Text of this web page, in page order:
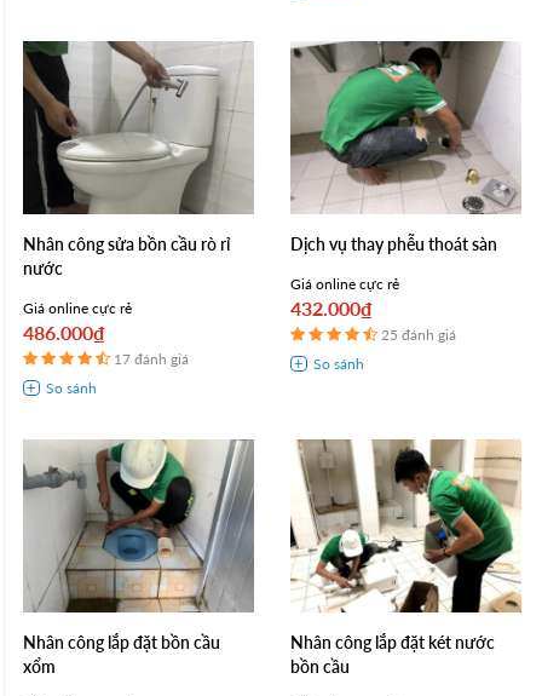
Nhân công sửa bồn cầu rò rỉ
nước
Giá online cực rẻ
486.000₫
17 đánh giá
Dịch vụ thay phễu thoát sàn
Giá online cực rẻ
432.000₫
25 đánh giá
Nhân công lắp đặt bồn cầu
xổm
Nhân công lắp đặt két nước
bồn cầu